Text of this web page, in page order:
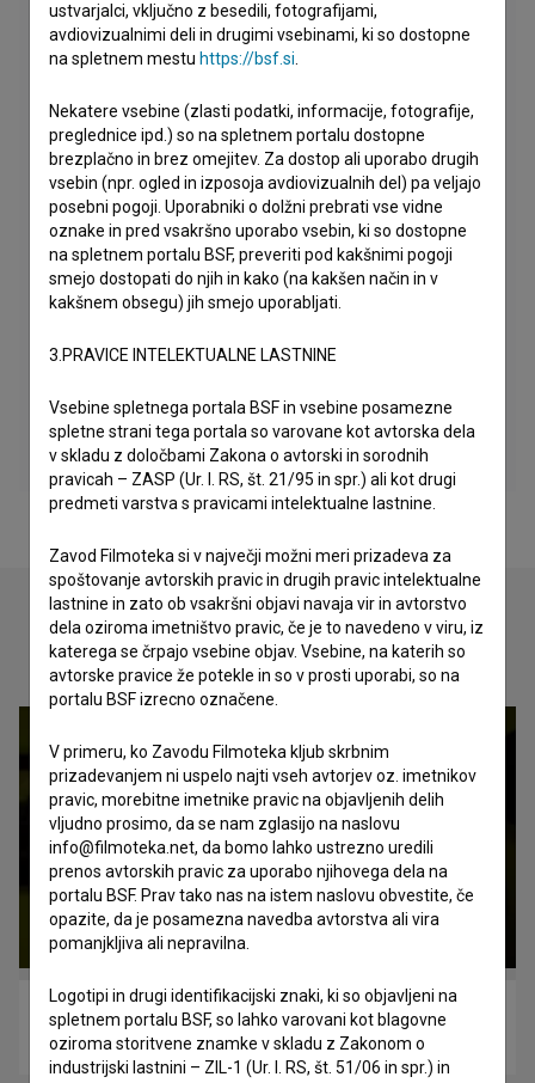
Oglejte si
Piran – Pirano (2010)
drama
ustvarjalci, vključno z besedili, fotografijami,
avdiovizualnimi deli in drugimi vsebinami, ki so dostopne
na spletnem mestu https://bsf.si
Nekatere vsebine (zlasti podatki, informacije, fotografije,
preglednice ipd.) so na spletnem portalu dostopne
brezplačno in brez omejitev. Za dostop ali uporabo drugih
vsebin (npr. ogled in izposoja avdiovizualnih del) pa veljajo
posebni pogoji. Uporabniki o dolžni prebrati vse vidne
oznake in pred vsakršno uporabo vsebin, ki so dostopne
na spletnem portalu BSF, preveriti pod kakšnimi pogoji
smejo dostopati do njih in kako (na kakšen način in v
kakšnem obsegu) jih smejo uporabljati.
3.PRAVICE INTELEKTUALNE LASTNINE
Vsebine spletnega portala BSF in vsebine posamezne
spletne strani tega portala so varovane kot avtorska dela
v skladu z določbami Zakona o avtorski in sorodnih
pravicah – ZASP (Ur. l. RS, št. 21/95 in spr.) ali kot drugi
predmeti varstva s pravicami intelektualne lastnine.
Zavod Filmoteka si v največji možni meri prizadeva za
spoštovanje avtorskih pravic in drugih pravic intelektualne
lastnine in zato ob vsakršni objavi navaja vir in avtorstvo
dela oziroma imetništvo pravic, če je to navedeno v viru, iz
katerega se črpajo vsebine objav. Vsebine, na katerih so
avtorske pravice že potekle in so v prosti uporabi, so na
portalu BSF izrecno označene.
V primeru, ko Zavodu Filmoteka kljub skrbnim
prizadevanjem ni uspelo najti vseh avtorjev oz. imetnikov
pravic, morebitne imetnike pravic na objavljenih delih
vljudno prosimo, da se nam zglasijo na naslovu
info@filmoteka.net, da bomo lahko ustrezno uredili
prenos avtorskih pravic za uporabo njihovega dela na
portalu BSF. Prav tako nas na istem naslovu obvestite, če
opazite, da je posamezna navedba avtorstva ali vira
pomanjkljiva ali nepravilna.
Logotipi in drugi identifikacijski znaki, ki so objavljeni na
spletnem portalu BSF, so lahko varovani kot blagovne
oziroma storitvene znamke v skladu z Zakonom o
industrijski lastnini – ZIL-1 (Ur. l. RS, št. 51/06 in spr.) in